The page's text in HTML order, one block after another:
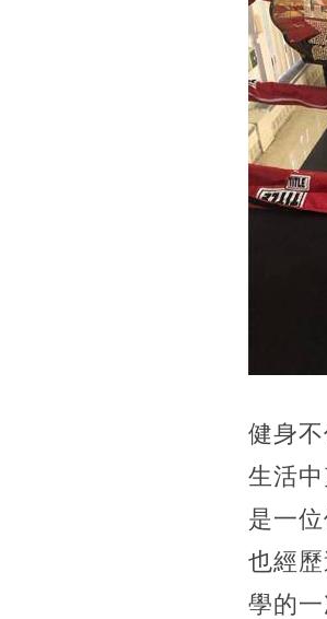
健身
生活
是一
也經
學的